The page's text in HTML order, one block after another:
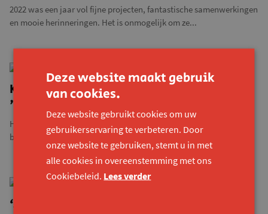
2022 was een jaar vol fijne projecten, fantastische samenwerkingen
en mooie herinneringen. Het is onmogelijk om ze...
Community
Konekteerders over William Boeva:
'Eindelijk iemand die zegt wat ik denk'
Het medialandschap moet inclusief worden voor mensen met een
beperking. Dat zei comedian William Boeva maandag 12...
‘Als je in een rolstoel zit, rijdt de bus je
Deze website maakt gebruik
van cookies.
Deze website gebruikt cookies om uw
gebruikerservaring te verbeteren. Door
onze website te gebruiken, stemt u in met
alle cookies in overeenstemming met ons
Cookiebeleid. Lees verder